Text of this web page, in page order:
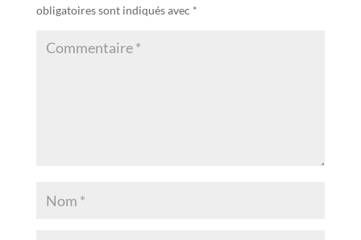
obligatoires sont indiqués avec *